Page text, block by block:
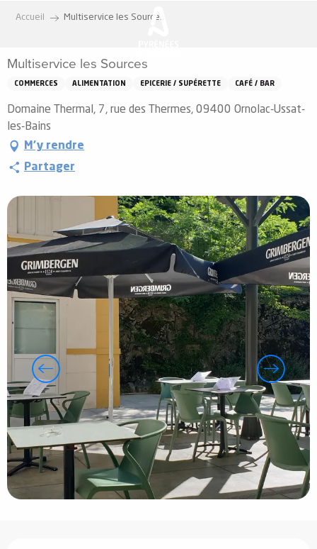
principal
Accueil Multiservice les Sources
Multiservice les Sources
COMMERCES ALIMENTATION EPICERIE / SUPÉRETTE CAFÉ / BAR
Domaine Thermal, 7, rue des Thermes, 09400 Ornolac-Ussat-
les-Bains
M'y rendre
Partager